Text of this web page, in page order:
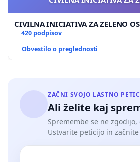
CIVILNA INICIATIVA ZA ZELENO OS
420 podpisov
Obvestilo o preglednosti
ZAČNI SVOJO LASTNO
Ali želite kaj
Spremembe se ne zgodijo,
Ustvarite peticijo in